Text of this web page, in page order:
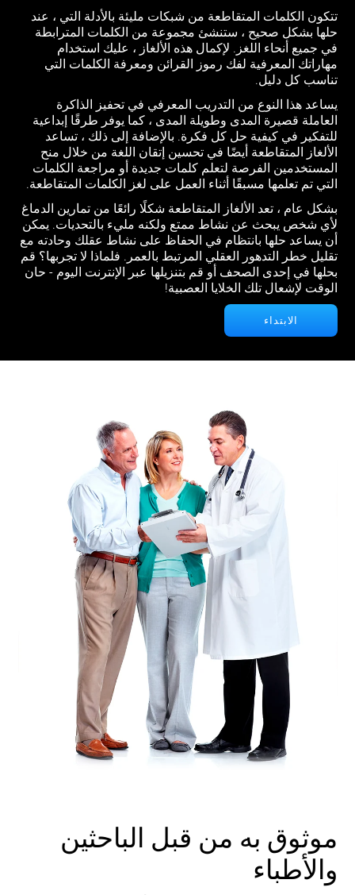
تتكون الكلمات المتقاطعة من شبكات مليئة بالأدلة التي ، عند
حلها بشكل صحيح ، ستنشئ مجموعة من الكلمات المترابطة
في جميع أنحاء اللغز. لإكمال هذه الألغاز ، عليك استخدام
مهاراتك المعرفية لفك رموز القرائن ومعرفة الكلمات التي
تناسب كل دليل.
يساعد هذا النوع من التدريب المعرفي في تحفيز الذاكرة
العاملة قصيرة المدى وطويلة المدى ، كما يوفر طرقًا إبداعية
للتفكير في كيفية حل كل فكرة. بالإضافة إلى ذلك ، تساعد
الألغاز المتقاطعة أيضًا في تحسين إتقان اللغة من خلال منح
المستخدمين الفرصة لتعلم كلمات جديدة أو مراجعة الكلمات
التي تم تعلمها مسبقًا أثناء العمل على لغز الكلمات المتقاطعة.
بشكل عام ، تعد الألغاز المتقاطعة شكلًا رائعًا من تمارين الدماغ
لأي شخص يبحث عن نشاط ممتع ولكنه مليء بالتحديات. يمكن
أن يساعد حلها بانتظام في الحفاظ على نشاط عقلك وحادته مع
تقليل خطر التدهور العقلي المرتبط بالعمر. فلماذا لا تجربها؟ قم
بحلها في إحدى الصحف أو قم بتنزيلها عبر الإنترنت اليوم - حان
الوقت لإشعال تلك الخلايا العصبية!
الابتداء
موثوق به من قبل الباحثين
والأطباء